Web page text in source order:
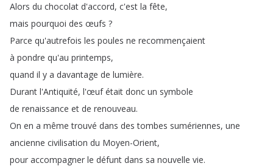
Alors du chocolat d'accord, c'est la fête,
mais pourquoi des œufs ?
Parce qu'autrefois les poules ne recommençaient
à pondre qu'au printemps,
quand il y a davantage de lumière.
Durant l'Antiquité, l'œuf était donc un symbole
de renaissance et de renouveau.
On en a même trouvé dans des tombes sumériennes, une
ancienne civilisation du Moyen-Orient,
pour accompagner le défunt dans sa nouvelle vie.